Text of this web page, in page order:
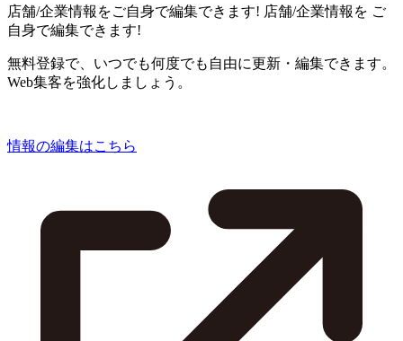
店舗/企業情報をご自身で編集できます! 店舗/企業情報を ご
自身で編集できます!
無料登録で、いつでも何度でも自由に更新・編集できます。
Web集客を強化しましょう。
情報の編集はこちら